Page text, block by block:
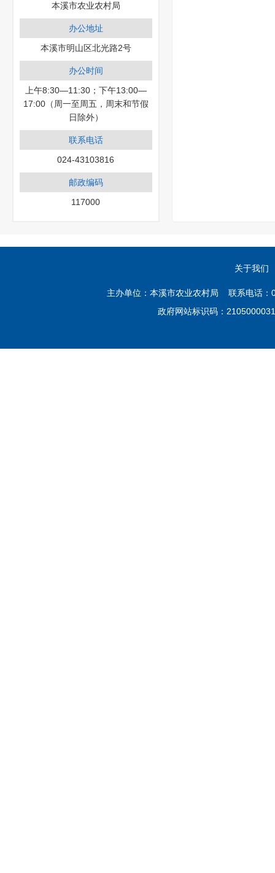
本溪市农业农村局
办公地址
本溪市明山区北光路2号
办公时间
上午8:30—11:30；下午13:00—
17:00（周一至周五，周末和节假
日除外）
联系电话
024-43103816
邮政编码
117000
关于我们
主办单位：本溪市农业农村局 联系电话
政府网站标识码：